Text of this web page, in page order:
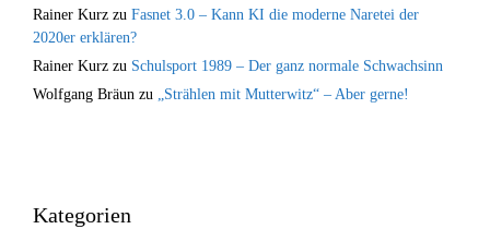
Rainer Kurz zu Fasnet 3.0 – Kann KI die moderne Naretei der
2020er erklären?
Rainer Kurz zu Schulsport 1989 – Der ganz normale Schwachsinn
Wolfgang Bräun zu „Strählen mit Mutterwitz“ – Aber gerne!
Kategorien